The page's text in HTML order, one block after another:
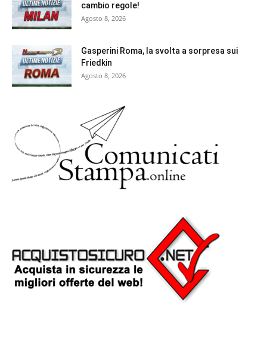
cambio regole!
Agosto 8, 2026
Gasperini Roma, la svolta a sorpresa sui
Friedkin
Agosto 8, 2026